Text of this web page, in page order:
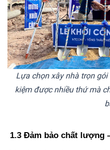
Lựa chọn xây nhà trọn
kiệm được nhiều thứ mà
1.3 Đảm bảo chất lượng